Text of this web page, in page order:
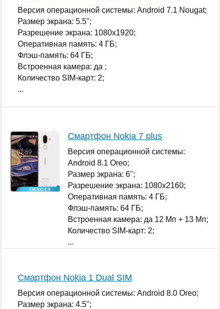
Версия операционной системы: Android 7.1 Nougat;
Размер экрана: 5.5";
Разрешение экрана: 1080x1920;
Оперативная память: 4 ГБ;
Флэш-память: 64 ГБ;
Встроенная камера: да ;
Количество SIM-карт: 2;
...
Смартфон Nokia 7 plus
Версия операционной системы:
Android 8.1 Oreo;
Размер экрана: 6";
Разрешение экрана: 1080x2160;
Оперативная память: 4 ГБ;
Флэш-память: 64 ГБ;
Встроенная камера: да 12 Мп + 13 Мп;
Количество SIM-карт: 2;
...
Смартфон Nokia 1 Dual SIM
Версия операционной системы: Android 8.0 Oreo;
Размер экрана: 4.5";